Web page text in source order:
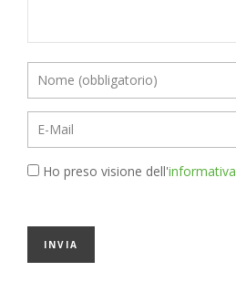
Ho preso visione dell'informativa